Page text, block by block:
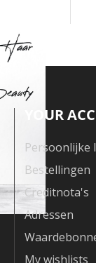
YOUR
Persoonlijke
Bestellingen
Creditnota's
Adressen
My wishlists